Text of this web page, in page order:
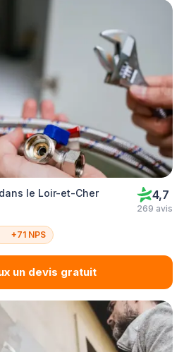
le Loir-et-Cher 4,7
269 avis
+71 NPS
un devis gratuit